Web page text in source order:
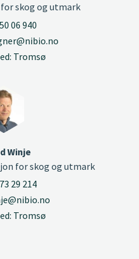
skog og utmark
06 940
Tromsø
Winje
for skog og utmark
29 214
Tromsø